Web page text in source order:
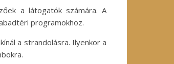
a látogatók számára. A
programokhoz.
a strandolásra. Ilyenkor a